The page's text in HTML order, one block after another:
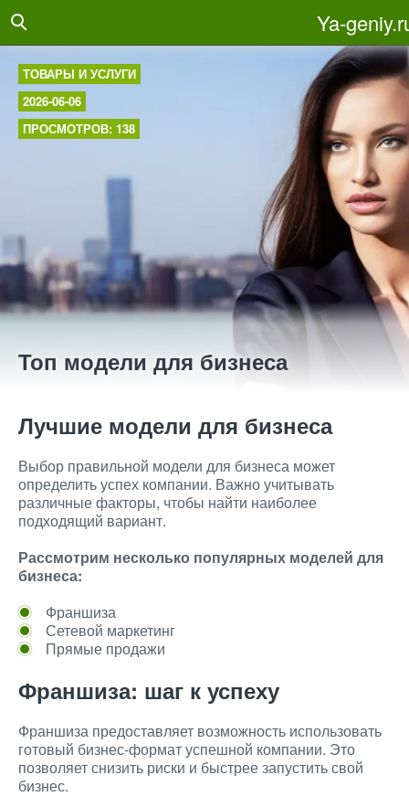
Ya-
ТОВАРЫ И УСЛУГИ
2026-06-06
ПРОСМОТРОВ: 138
Топ модели для бизнеса
Лучшие модели для бизнеса
Выбор правильной модели для бизнеса может
определить успех компании. Важно учитывать
различные факторы, чтобы найти наиболее
подходящий вариант.
Рассмотрим несколько популярных моделей для
бизнеса:
Франшиза
Сетевой маркетинг
Прямые продажи
Франшиза: шаг к успеху
Франшиза предоставляет возможность использовать
готовый бизнес-формат успешной компании. Это
позволяет снизить риски и быстрее запустить свой
бизнес.